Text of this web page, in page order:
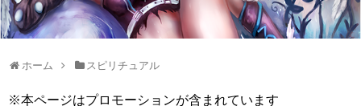
ホーム スピリチュアル
※本ページはプロモーションが含まれています